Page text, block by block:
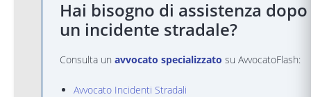
Hai bisogno di assistenza dopo
un incidente stradale?
Consulta un avvocato specializzato su AvvocatoFlash:
Avvocato Incidenti Stradali